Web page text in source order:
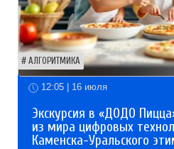
АЛГОРИТМИКА
12:05 | 16 июля
Экскурсия в «ДОДО
из мира цифровых
Каменска-Уральского